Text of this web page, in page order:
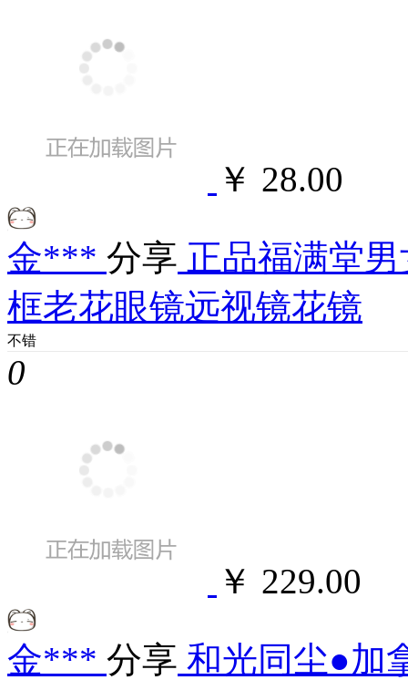
￥ 28.00
金*** 分享 正品福满堂
框老花眼镜远视镜花镜
不错
0
￥ 229.00
金*** 分享 和光同尘●加